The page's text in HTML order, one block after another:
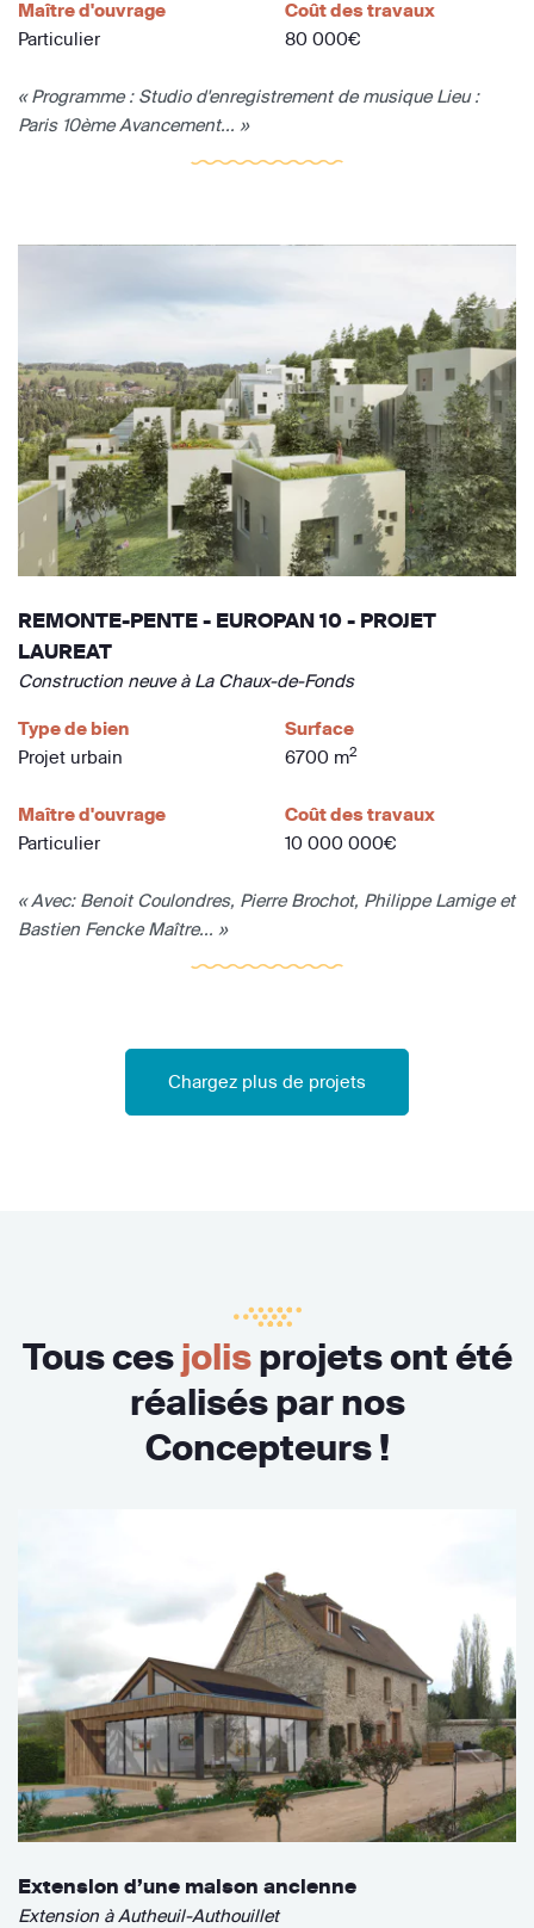
Maître d'ouvrage
Particulier
Coût des travaux
80 000€
« Programme : Studio d'enregistrement de musique Lieu :
Paris 10ème Avancement... »
REMONTE-PENTE - EUROPAN 10 - PROJET
LAUREAT
Construction neuve à La Chaux-de-Fonds
Type de bien
Projet urbain
Surface
6700 m2
Maître d'ouvrage
Particulier
Coût des travaux
10 000 000€
« Avec: Benoit Coulondres, Pierre Brochot, Philippe Lamige et
Bastien Fencke Maître... »
Chargez plus de projets
Tous cesjolisprojets ont été
réalisés par nos
Concepteurs !
Extension d’une maison ancienne
Extension à Autheuil-Authouillet